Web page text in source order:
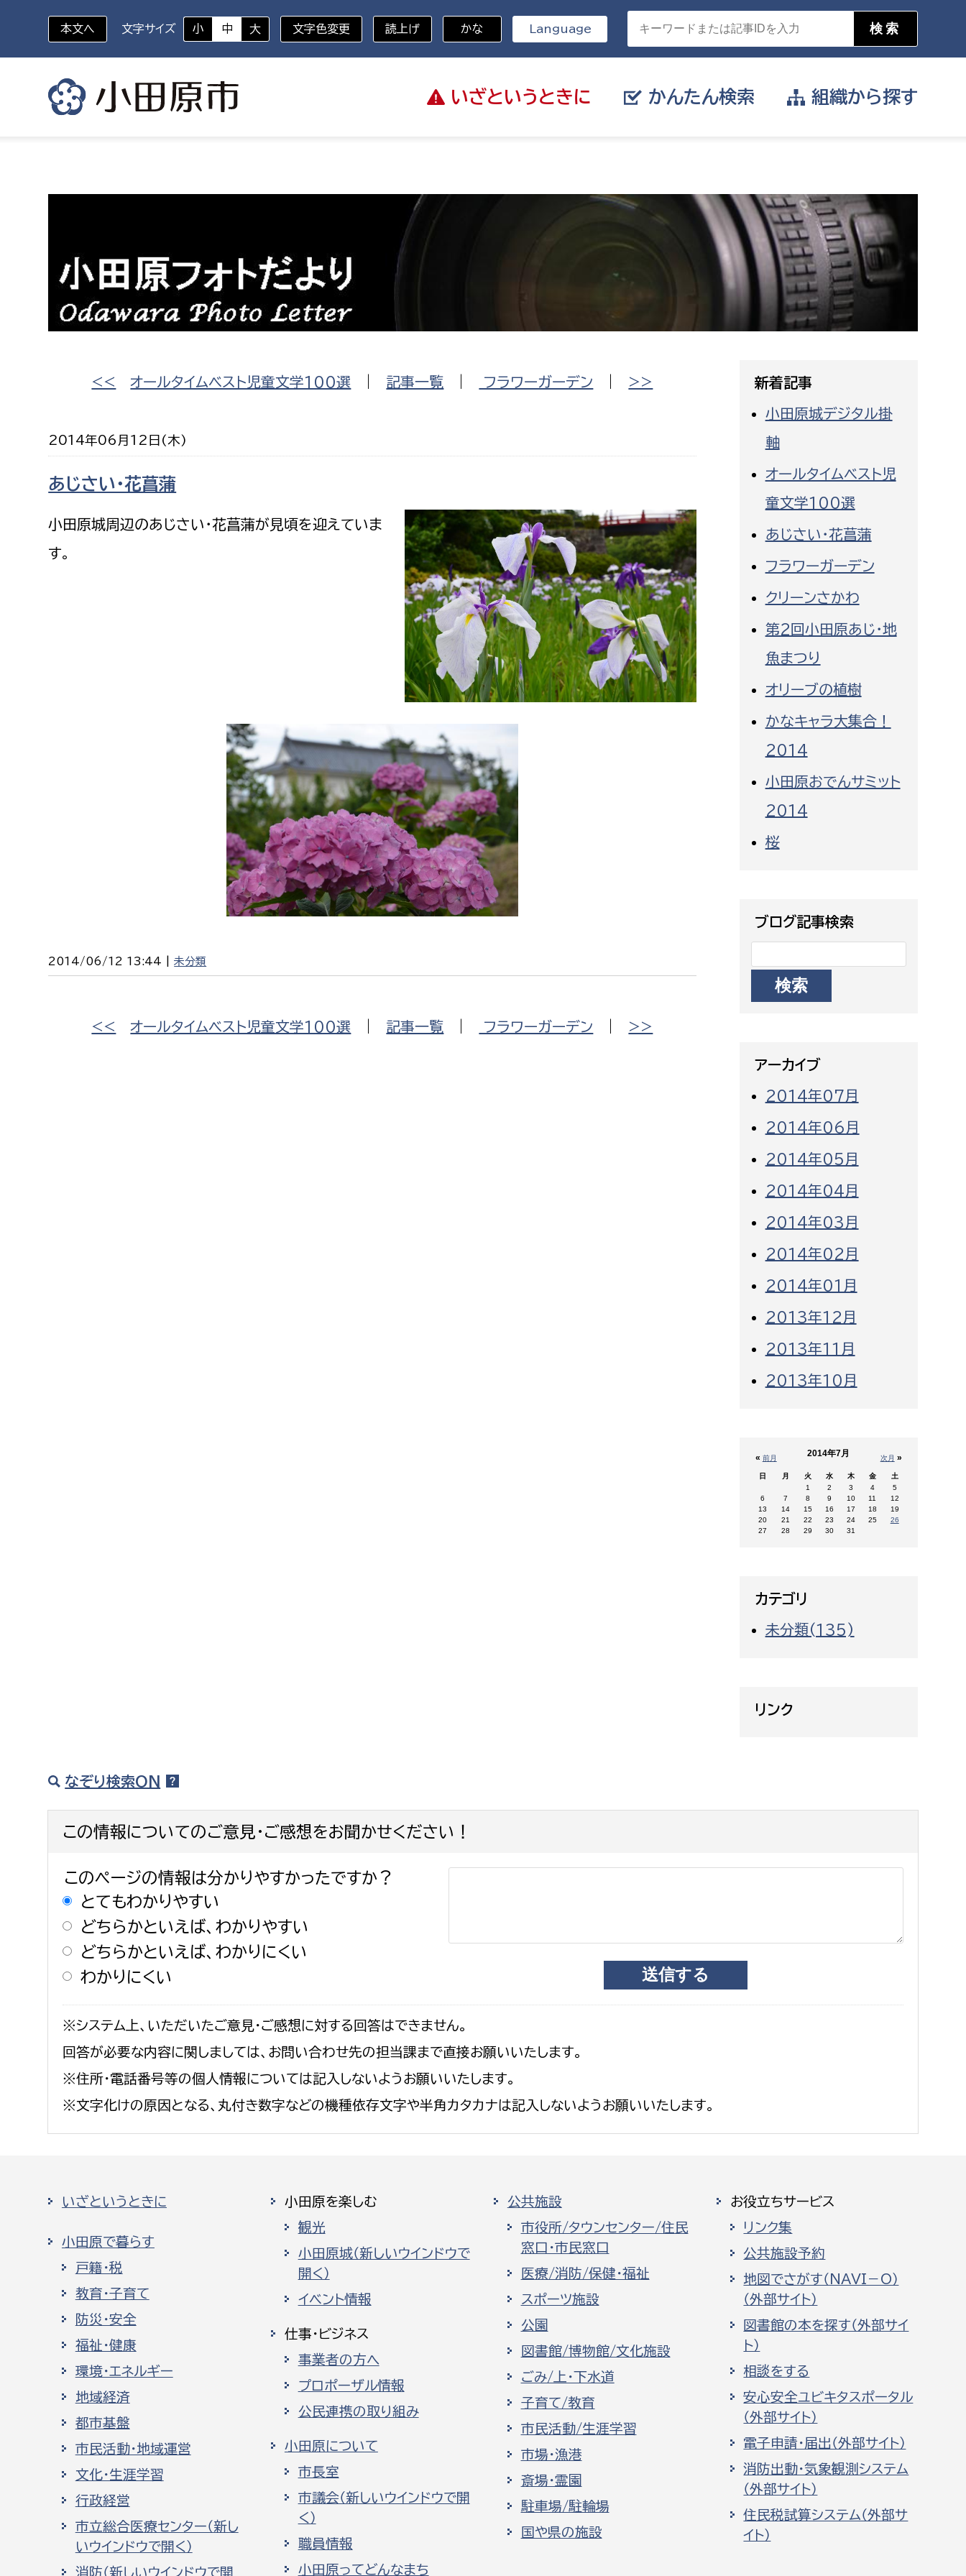
いざと いうときに
防災・ハザードマップ 消防
かんたん検索
小・中学生
高校生・大学生など
傷病者
防災・安全
福祉・健康
都市基盤
文化・生涯学習
市民活動・地域づくり
行政経営
病院
市議会
支援や給付を受けたい
届け出や申請をしたい
証明書がほしい
相談をしたい
支払いをしたい
小田原のことを知りたい
イベント・講座などに参加したい
まちづくりに関わりたい
組織から探す
広報広聴室
コンプライアンス推進室
財政課
資産マネジメント課
デジタル推進課
資産税課
公営事業部
事業課
地域政策課
地域安全課
戸籍住民課
防災対策課
文化政策課
文化財課
図書館
スポーツ課
小田原城総合管理事務所
環境部
ゼロカーボン推進課
環境保護課
環境事業センター
経済部
産業政策課
観光課
都市部
都市政策課
都市計画課
建築指導課
開発審査課
みどり公園課
建築課
会計管理者
出納室
市立総合医療センター
患者サポートセンター
病院管理局：経営管理課
病院管理局：施設用度課
消防
救急課
消防課
警防第1課
監査事務局
監査事務局
本文へ 文字サイズ 小 中 大 文字色変更 読上げ かな Language
<< オールタイムベスト児童文学100選 記事一覧 フラワーガーデン >>
2014年06月12日(木)
あじさい・花菖蒲
小田原城周辺のあじさい・花菖蒲が見頃を迎えていま
す。
2014/06/12 13:44 |未分類
<< オールタイムベスト児童文学100選 記事一覧 フラワーガーデン >>
新着記事
小田原城デジタル掛
軸
オールタイムベスト児
童文学100選
あじさい・花菖蒲
フラワーガーデン
クリーンさかわ
第2回小田原あじ・地
魚まつり
オリーブの植樹
かなキャラ大集合！
2014
小田原おでんサミット
2014
桜
ブログ記事検索
アーカイブ
2014年07月
2014年06月
2014年05月
2014年04月
2014年03月
2014年02月
2014年01月
2013年12月
2013年11月
2013年10月
« 前月 次月 »
2014年7月
日 月 火 水 木 金
土
1
2 3 4
5
6
7 8 9 10 11
12
13
14 15 16 17 18
19
20
21 22 23 24 25
26
27
28 29 30 31
カテゴリ
未分類(135)
リンク
なぞり検索ON
この情報についてのご意見・ご感想をお聞かせください！
このページの情報は分かりやすかったですか？
とてもわかりやすい
どちらかといえば、わかりやすい
どちらかといえば、わかりにくい
わかりにくい
※システム上、いただいたご意見・ご感想に対する回答はできません。
回答が必要な内容に関しましては、お問い合わせ先の担当課まで直接お願いいたします。
※住所・電話番号等の個人情報については記入しないようお願いいたします。
※文字化けの原因となる、丸付き数字などの機種依存文字や半角カタカナは記入しないようお願いいたします。
いざというときに
小田原で暮らす
戸籍・税
教育・子育て
防災・安全
福祉・健康
環境・エネルギー
地域経済
都市基盤
市民活動・地域運営
文化・生涯学習
行政経営
市立総合医療センター（新し
いウインドウで開く）
消防（新しいウインドウで開
小田原を楽しむ
観光
小田原城（新しいウインドウで
開く）
イベント情報
仕事・ビジネス
事業者の方へ
プロポーザル情報
公民連携の取り組み
小田原について
市長室
市議会（新しいウインドウで開
く）
職員情報
小田原ってどんなまち
公共施設
市役所/タウンセンター/住民
窓口・市民窓口
医療/消防/保健・福祉
スポーツ施設
公園
図書館/博物館/文化施設
ごみ/上・下水道
子育て/教育
市民活動/生涯学習
市場・漁港
斎場・霊園
駐車場/駐輪場
国や県の施設
お役立ちサービス
リンク集
公共施設予約
地図でさがす（NAVI－O）
（外部サイト）
図書館の本を探す（外部サイ
ト）
相談をする
安心安全ユビキタスポータル
（外部サイト）
電子申請・届出（外部サイト）
消防出動・気象観測システム
（外部サイト）
住民税試算システム（外部サ
イト）